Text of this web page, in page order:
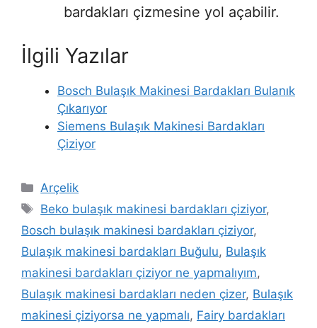
bardakları çizmesine yol açabilir.
İlgili Yazılar
Bosch Bulaşık Makinesi Bardakları Bulanık
Çıkarıyor
Siemens Bulaşık Makinesi Bardakları
Çiziyor
Kategoriler
Arçelik
Etiketler
Beko bulaşık makinesi bardakları çiziyor,
Bosch bulaşık makinesi bardakları çiziyor,
Bulaşık makinesi bardakları Buğulu, Bulaşık
makinesi bardakları çiziyor ne yapmalıyım,
Bulaşık makinesi bardakları neden çizer, Bulaşık
makinesi çiziyorsa ne yapmalı, Fairy bardakları